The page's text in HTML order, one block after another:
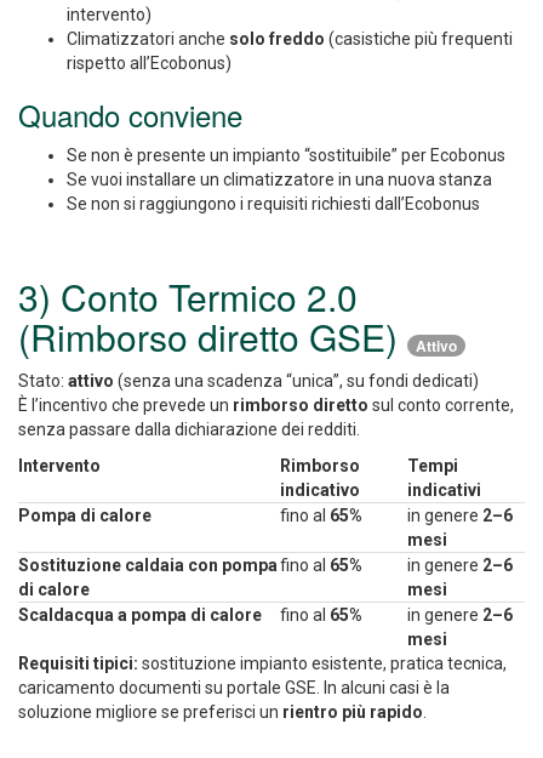
intervento)
Climatizzatori anche solo freddo (casistiche più frequenti
rispetto all’Ecobonus)
Quando conviene
Se non è presente un impianto “sostituibile” per Ecobonus
Se vuoi installare un climatizzatore in una nuova stanza
Se non si raggiungono i requisiti richiesti dall’Ecobonus
3) Conto Termico 2.0
(Rimborso diretto GSE) Attivo
Stato: attivo (senza una scadenza “unica”, su fondi dedicati)
È l’incentivo che prevede un rimborso diretto sul conto corrente,
senza passare dalla dichiarazione dei redditi.
Intervento
Rimborso
indicativo
Tempi
indicativi
Pompa di calore
fino al 65% in genere 2–6
mesi
Sostituzione caldaia con pompa
di calore
fino al 65% in genere 2–6
mesi
Scaldacqua a pompa di calore
fino al 65% in genere 2–6
mesi
Requisiti tipici: sostituzione impianto esistente, pratica tecnica,
caricamento documenti su portale GSE. In alcuni casi è la
soluzione migliore se preferisci un rientro più rapido